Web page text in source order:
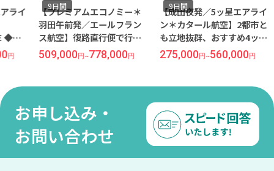
【プレミアムエコノミー＊
羽田午前発／エールフラン
ス航空】復路直行便で行
く！移動・観光に便利な4ッ
星ホテル指定◆人気のヨー
×パリ＞9日間
509,000円~778,000円
【成田夜発／5ッ星エアライ
ン＊カタール航空】2都市と
も立地抜群、おすすめ4ッ星
ホテル◆ウィーン／リンク
内 パリ／オペラ地区＊全
ン×パリ＞9日間
275,000円~560,000円
【名
バス
都市
め4
リン
ウィ
9
お申し込み・
お問い合わせ